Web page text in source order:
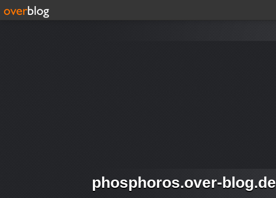
phosphoros.over-blog.de